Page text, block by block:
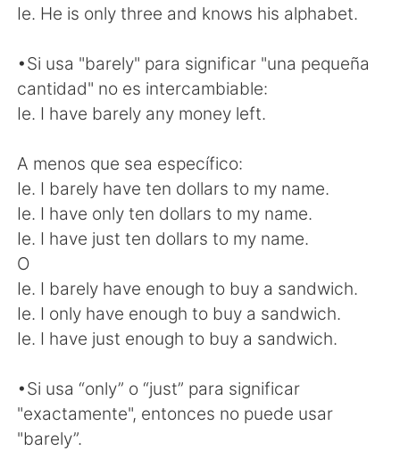
Ie. He is only three and knows his alphabet.
•Si usa "barely" para significar "una pequeña
cantidad" no es intercambiable:
Ie. I have barely any money left.
A menos que sea específico:
Ie. I barely have ten dollars to my name.
Ie. I have only ten dollars to my name.
Ie. I have just ten dollars to my name.
O
Ie. I barely have enough to buy a sandwich.
Ie. I only have enough to buy a sandwich.
Ie. I have just enough to buy a sandwich.
•Si usa “only” o “just” para significar
"exactamente", entonces no puede usar
"barely”.